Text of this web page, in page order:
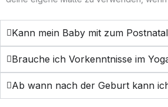
Kann mein Baby mit zum
Brauche ich Vorkenntnisse im
Ab wann nach der Geburt kann